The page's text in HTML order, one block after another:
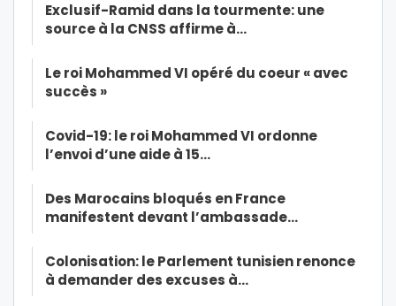
Exclusif-Ramid dans la tourmente: une
source à la CNSS affirme à…
Le roi Mohammed VI opéré du coeur « avec
succès »
Covid-19: le roi Mohammed VI ordonne
l’envoi d’une aide à 15…
Des Marocains bloqués en France
manifestent devant l’ambassade…
Colonisation: le Parlement tunisien renonce
à demander des excuses à…